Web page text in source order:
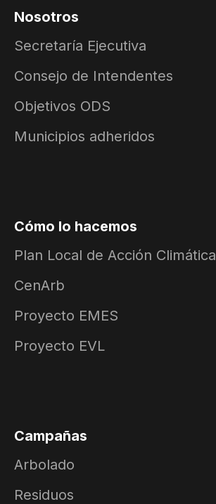
Nosotros
Secretaría Ejecutiva
Consejo de Intendentes
Objetivos ODS
Municipios adheridos
Cómo lo hacemos
Plan Local de Acción Climática
CenArb
Proyecto EMES
Proyecto EVL
Campañas
Arbolado
Residuos